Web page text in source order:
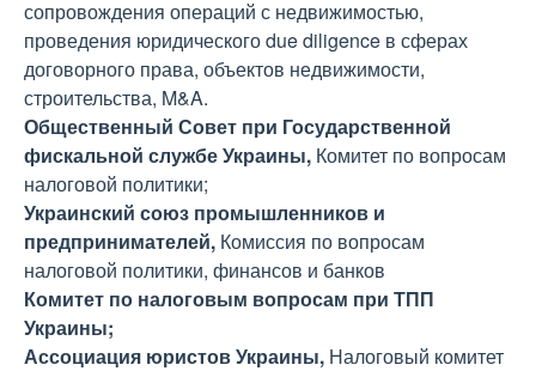
сопровождения операций с недвижимостью,
проведения юридического due diligence в сферах
договорного права, объектов недвижимости,
строительства, M&A.
Общественный Совет при Государственной
фискальной службе Украины, Комитет по вопросам
налоговой политики;
Украинский союз промышленников и
предпринимателей, Комиссия по вопросам
налоговой политики, финансов и банков
Комитет по налоговым вопросам при ТПП
Украины;
Ассоциация юристов Украины, Налоговый комитет